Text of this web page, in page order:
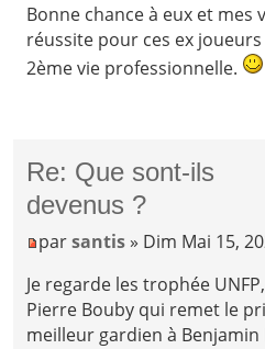
Bonne chance à eux et mes
réussite pour ces ex
2ème vie professionnelle.
Re: Que sont-ils
devenus ?
parsantis » Dim Mai 15,
Je regarde les trophée
Pierre Bouby qui remet le
meilleur gardien à Benjamin